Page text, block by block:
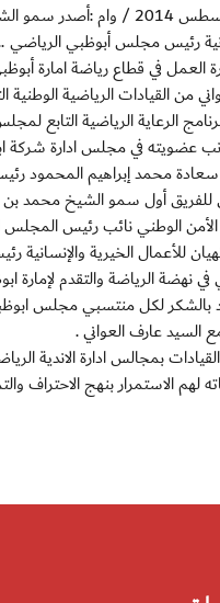
أبوظبي / 3 أغسطس 2014 /
رئيس مجلس أبوظبي
في قطاع رياضة امارة
من القيادات الرياضية
الرعاية الرياضية
عضويته في مجلس ادارة شركة
محمد إبراهيم المحمود
للفريق أول سمو الشيخ محمد بن
الوطني نائب رئيس المجلس
للأعمال الخيرية
في نهضة الرياضة والتقدم لإمارة
بالشكر لكل منتسبي مجلس
السيد عارف العواني .
بمجالس ادارة الاندية
لهم الاستمرار بنهج الاحتراف